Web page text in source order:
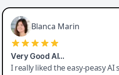
Blanca Marin
Very Good AI…
I really liked the easy-peasy AI